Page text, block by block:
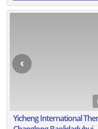
Yicheng International